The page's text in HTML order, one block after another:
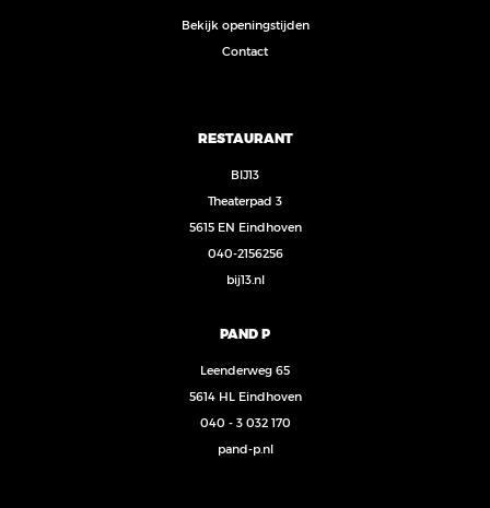
Bekijk openingstijden
Contact
RESTAURANT
BIJ13
Theaterpad 3
5615 EN Eindhoven
040-2156256
bij13.nl
PAND P
Leenderweg 65
5614 HL Eindhoven
040 - 3 032 170
pand-p.nl